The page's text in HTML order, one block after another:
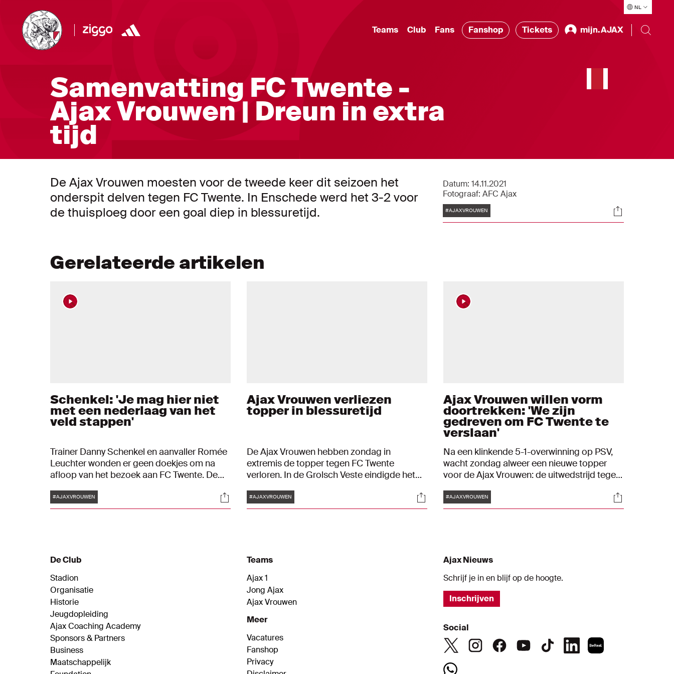
NL
Teams Club Fans Fanshop Tickets mijn.AJAX
Samenvatting FC Twente -
Ajax Vrouwen | Dreun in extra
tijd
De Ajax Vrouwen moesten voor de tweede keer dit seizoen het
onderspit delven tegen FC Twente. In Enschede werd het 3-2 voor
de thuisploeg door een goal diep in blessuretijd.
Datum: 14.11.2021
Fotograaf: AFC Ajax
Tags
#AJAXVROUWEN Socials
Gerelateerde artikelen
Schenkel: 'Je mag hier niet
met een nederlaag van het
veld stappen'
Trainer Danny Schenkel en aanvaller Romée
Leuchter wonden er geen doekjes om na
afloop van het bezoek aan FC Twente. De
teleurstellend.
Tags
#AJAXVROUWEN Socials
Ajax Vrouwen verliezen
topper in blessuretijd
De Ajax Vrouwen hebben zondag in
extremis de topper tegen FC Twente
verloren. In de Grolsch Veste eindigde het
blessuretijd in 3-2.
Tags
#AJAXVROUWEN Socials
Ajax Vrouwen willen vorm
doortrekken: 'We zijn
gedreven om FC Twente te
verslaan'
Na een klinkende 5-1-overwinning op PSV,
wacht zondag alweer een nieuwe topper
voor de Ajax Vrouwen: de uitwedstrijd tegen
van Eijk en trainer Danny Schenkel blikken
vooruit.
Tags
#AJAXVROUWEN Socials
De Club
Stadion
Organisatie
Historie
Jeugdopleiding
Ajax Coaching Academy
Sponsors & Partners
Business
Maatschappelijk
Teams
Ajax 1
Jong Ajax
Ajax Vrouwen
Meer
Vacatures
Fanshop
Privacy
Ajax Nieuws
Schrijf je in en blijf op de hoogte.
Inschrijven
Social